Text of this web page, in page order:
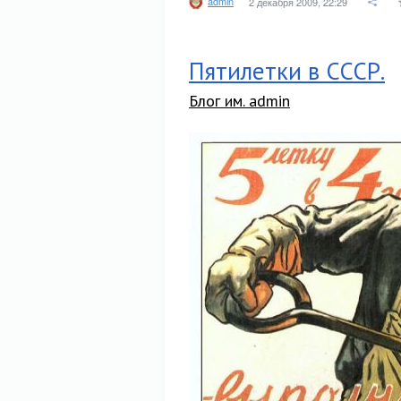
Пятилетки в СССР.
Блог им. admin